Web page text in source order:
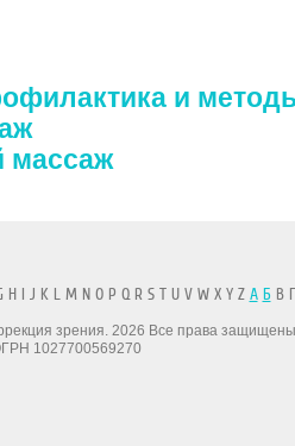
и
массаж
H I J K L M N O P Q R S T U V W X Y Z А БВ
зрения. 2026 Все права
1027700569270